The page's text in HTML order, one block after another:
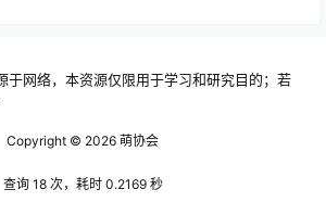
于网络，本资源仅限用于学习和研究目的；若
Copyright © 2026 萌协会
查询 18 次，耗时 0.2169 秒